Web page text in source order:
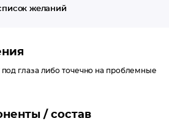
желаний
глаза либо точечно на проблемные
/ состав